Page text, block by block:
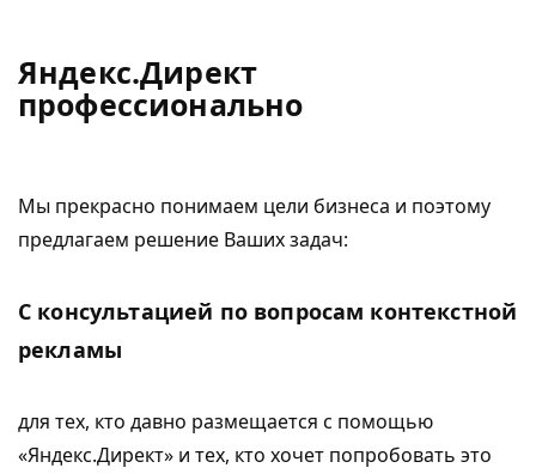
Яндекс.Директ
профессионально
Мы прекрасно понимаем цели бизнеса и поэтому
предлагаем решение Ваших задач:
С консультацией по вопросам контекстной
рекламы
для тех, кто давно размещается с помощью
«Яндекс.Директ» и тех, кто хочет попробовать это